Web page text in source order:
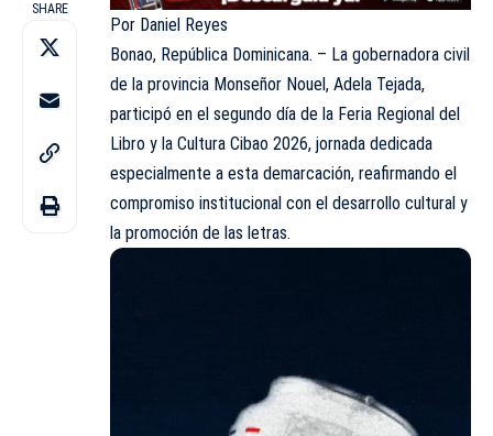
SHARE
Por Daniel Reyes
Bonao, República Dominicana. – La gobernadora civil
de la provincia Monseñor Nouel, Adela Tejada,
participó en el segundo día de la Feria Regional del
Libro y la Cultura Cibao 2026, jornada dedicada
especialmente a esta demarcación, reafirmando el
compromiso institucional con el desarrollo cultural y
la promoción de las letras.